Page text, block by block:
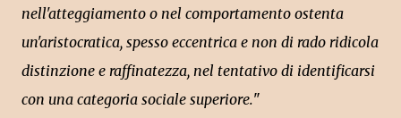
nell'atteggiamento o nel comportamento ostenta
un'aristocratica, spesso eccentrica e non di rado ridicola
distinzione e raffinatezza, nel tentativo di identificarsi
con una categoria sociale superiore."